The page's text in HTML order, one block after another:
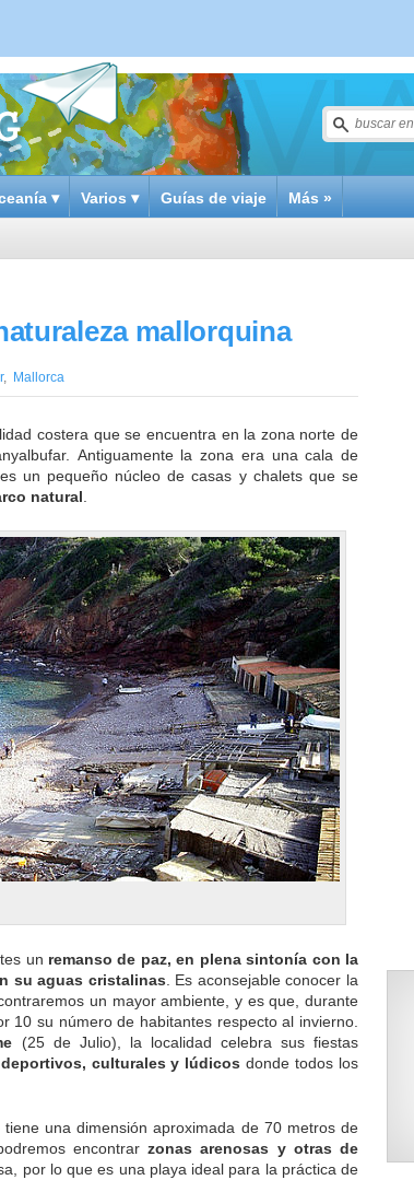
▾ Varios ▾ Guías de viaje Más »
mallorquina
, Mallorca
costera que se encuentra en la zona norte de
Antiguamente la zona era una cala de
un pequeño núcleo de casas y chalets que se
natural
un remanso de paz, en plena sintonía con la
su aguas cristalinas . Es aconsejable conocer la
un mayorambiente, y es que, durante
10 su número de habitantes respecto al invierno.
(25 de Julio), la localidad celebra sus fiestas
culturales y lúdicos donde todos los
tiene una dimensión aproximada de 70 metros de
encontrarzonas arenosas y otras de
por lo que es una playa ideal para la práctica de